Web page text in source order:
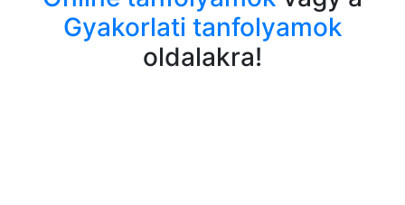
Gyakorlati tanfolyamok
oldalakra!